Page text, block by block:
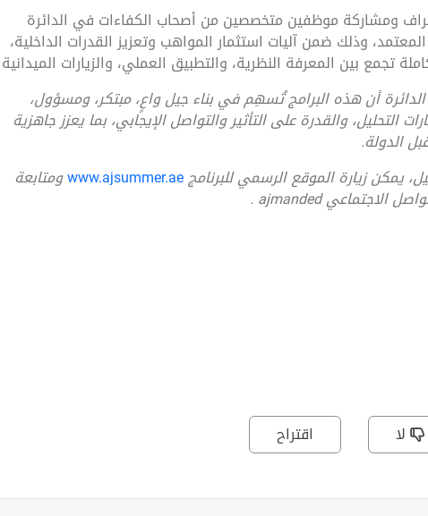
ومشاركة موظفين متخصصين من أصحاب الكفاءات في الدائرة
وذلك ضمن آليات استثمار المواهب وتعزيز القدرات الداخلية،
تجمع بين المعرفة النظرية، والتطبيق العملي، والزيارات الميدانية
أن هذه البرامج تُسهِم في بناء جيل واعٍ، مبتكر، ومسؤول،
التحليل، والقدرة على التأثير والتواصل الإيجابي، بما يعزز جاهزية
الدولة.
يمكن زيارة الموقع الرسمي للبرنامجwww.ajsummer.aeومتابعة
الاجتماعيajmanded
.
لا اقتراح